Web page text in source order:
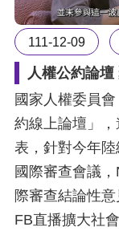
護
政
政
府
網
站
111-12-09
人權公約論
國家人權委員
約線上論壇」
表，針對今年
國際審查會議
際審查結論性
FB直播擴大社會